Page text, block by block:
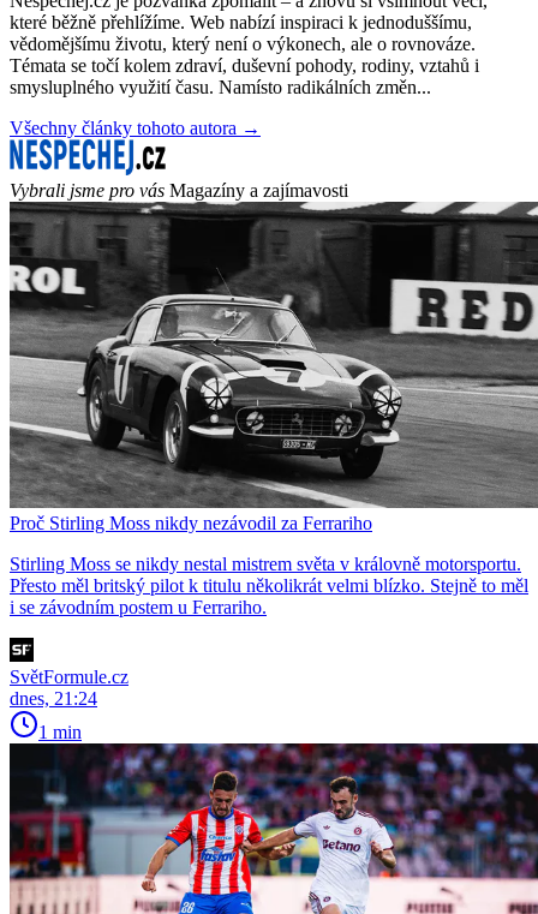
které běžně přehlížíme. Web nabízí inspiraci k jednoduššímu,
vědomějšímu životu, který není o výkonech, ale o rovnováze.
Témata se točí kolem zdraví, duševní pohody, rodiny, vztahů i
smysluplného využití času. Namísto radikálních změn...
Všechny články tohoto autora →
Vybrali jsme pro vás Magazíny a zajímavosti
Proč Stirling Moss nikdy nezávodil za Ferrariho
Stirling Moss se nikdy nestal mistrem světa v královně motorsportu.
Přesto měl britský pilot k titulu několikrát velmi blízko. Stejně to měl
i se závodním postem u Ferrariho.
SvětFormule.cz
dnes, 21:24
1 min